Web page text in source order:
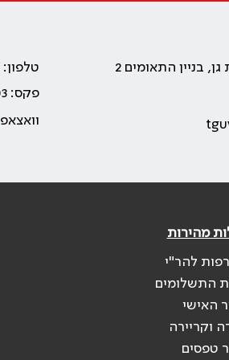
טלפון: 03-6100444
פקס: 03-5753303
וואצאפ
מהירות
להר"י
התשלומים
האישי
וקריירה
טפסים